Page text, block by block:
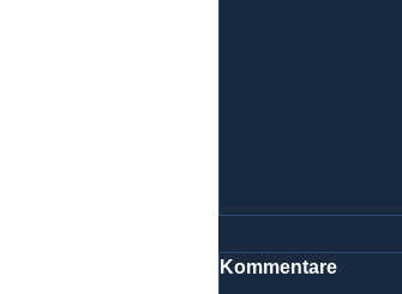
Kommentare